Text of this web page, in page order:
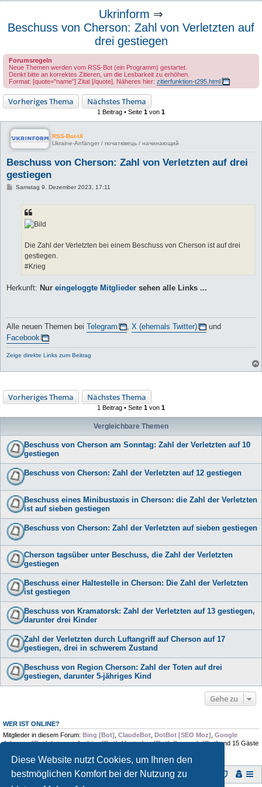
Diese Website nutzt Cookies, um Ihnen den
bestmöglichen Komfort bei der Nutzung zu
Ukrinform ⇒
Beschuss von Cherson: Zahl von Verletzten auf
drei gestiegen
Forumsregeln
Neue Themen werden vom RSS-Bot (ein Programm) gestartet.
Denkt bitte an korrektes Zitieren, um die Lesbarkeit zu erhöhen.
Format: [quote="name"] Zitat [/quote]. Näheres hier: zitierfunktion-t295.html
Vorheriges Thema Nächstes Thema
1 Beitrag • Seite 1 von 1
RSS-Bot-UI
Ukraine-Anfänger / початківець / начинающий
Beschuss von Cherson: Zahl von Verletzten auf drei
gestiegen
BSamstag 9. Dezember 2023, 17:11
Die Zahl der Verletzten bei einem Beschuss von Cherson ist auf drei
gestiegen.
#Krieg
Herkunft: Nur eingeloggte Mitglieder sehen alle Links ...
Alle neuen Themen bei Telegram X (ehemals Twitter)
und
Facebook
Zeige direkte Links zum Beitrag
Vorheriges Thema Nächstes Thema
1 Beitrag • Seite 1 von 1
Vergleichbare Themen
Beschuss von Cherson am Sonntag: Zahl der Verletzten auf 10
gestiegen
Beschuss von Cherson: Zahl der Verletzten auf 12 gestiegen
Beschuss eines Minibustaxis in Cherson: die Zahl der Verletzten
ist auf sieben gestiegen
Beschuss von Cherson: Zahl der Verletzten auf sieben gestiegen
Cherson tagsüber unter Beschuss, die Zahl der Verletzten
gestiegen
Beschuss einer Haltestelle in Cherson: Die Zahl der Verletzten
ist gestiegen
Beschuss von Kramatorsk: Zahl der Verletzten auf 13 gestiegen,
darunter drei Kinder
Zahl der Verletzten durch Luftangriff auf Cherson auf 17
gestiegen, drei in schwerem Zustand
Beschuss von Region Cherson: Zahl der Toten auf drei
gestiegen, darunter 5-jähriges Kind
Gehe zu
WER IST ONLINE?
Mitglieder in diesem Forum: Bing [Bot] ClaudeBot DotBot [SEO Moz] Google
Adsense [Bot],Internet Archive [Bot],Mastodon [Bot],Semrush [Bot]und 15 Gäste
Foren-Übersicht